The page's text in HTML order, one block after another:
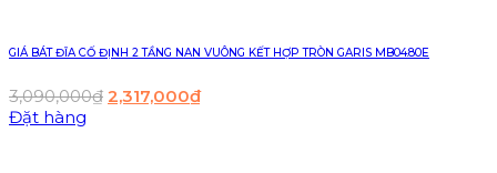
GIÁ BÁT ĐĨA CỐ ĐỊNH 2 TẦNG NAN VUÔNG KẾT HỢP TRÒN GARIS MB04.80E
3,090,000₫ 2,317,000₫
Đặt hàng